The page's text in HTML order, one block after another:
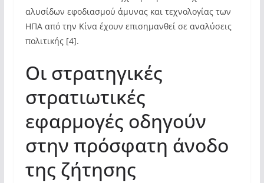
αλυσίδων εφοδιασμού άμυνας και τεχνολογίας των
ΗΠΑ από την Κίνα έχουν επισημανθεί σε αναλύσεις
πολιτικής [4].
Οι στρατηγικές
στρατιωτικές
εφαρμογές οδηγούν
στην πρόσφατη άνοδο
της ζήτησης